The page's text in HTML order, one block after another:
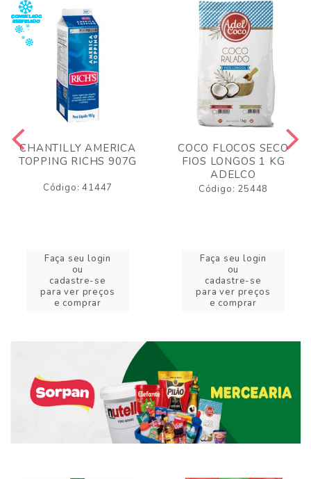
CHANTILLY AMERICA
TOPPING RICHS 907G
Código: 41447
Faça seu login
ou
cadastre-se
para ver preços
e comprar
COCO FLOCOS SECO
FIOS LONGOS 1 KG
ADELCO
Código: 25448
Faça seu login
ou
cadastre-se
para ver preços
e comprar